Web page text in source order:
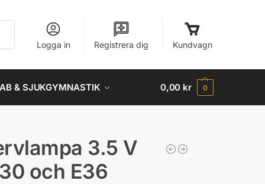
Logga in Registrera dig Kundvagn
& SJUKGYMNASTIK 0,00 kr 0
3.5 V
och E36